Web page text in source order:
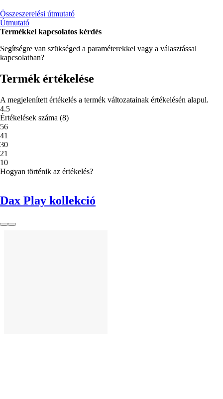
Összeszerelési útmutató
Útmutató
Termékkel kapcsolatos kérdés
Segítségre van szükséged a paraméterekkel vagy a választással
kapcsolatban?
Termék értékelése
A megjelenített értékelés a termék változatainak értékelésén alapul.
4.5
Értékelések száma (8)
56
41
30
21
10
Hogyan történik az értékelés?
Dax Play kollekció